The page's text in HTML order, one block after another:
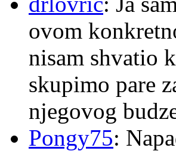
ovom
nisam shvatio
skupimo pare
njegovog
Pongy75: